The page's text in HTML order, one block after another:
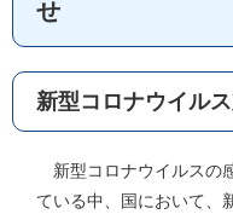
せ
新型コロナウイル
新型コロナウイルスの
ている中、国において、